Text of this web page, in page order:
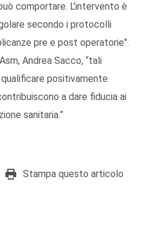
comportare. L’intervento è
secondo i protocolli
pre e post operatorie".
Andrea Sacco, “tali
positivamente
a dare fiducia ai
sanitaria.”
Stampa questo articolo